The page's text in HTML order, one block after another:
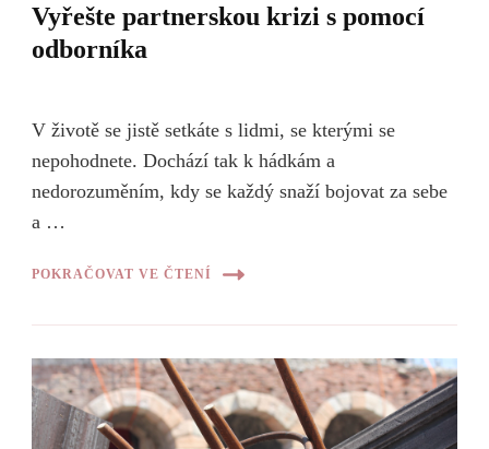
Vyřešte partnerskou krizi s pomocí
odborníka
V životě se jistě setkáte s lidmi, se kterými se
nepohodnete. Dochází tak k hádkám a
nedorozuměním, kdy se každý snaží bojovat za sebe
a …
POKRAČOVAT VE ČTENÍ